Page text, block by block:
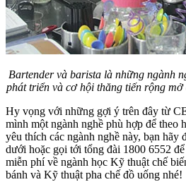
Bartender và barista là những ngành
phát triển và cơ hội thăng tiến rộng mở
Hy vọng với những gợi ý trên đây từ
mình một ngành nghề phù hợp để theo
yêu thích các ngành nghề này, bạn hãy
dưới hoặc gọi tới tổng đài 1800 6552
miễn phí về ngành học Kỹ thuật chế
bánh và Kỹ thuật pha chế đồ uống nhé!